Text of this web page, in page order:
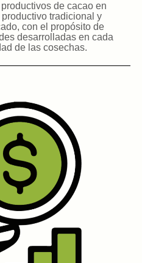
de cacao en
tradicional y
con el propósito de
desarrolladas en cada
de las cosechas.